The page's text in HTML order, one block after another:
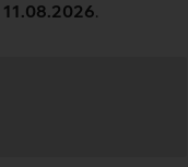
11.08.2026